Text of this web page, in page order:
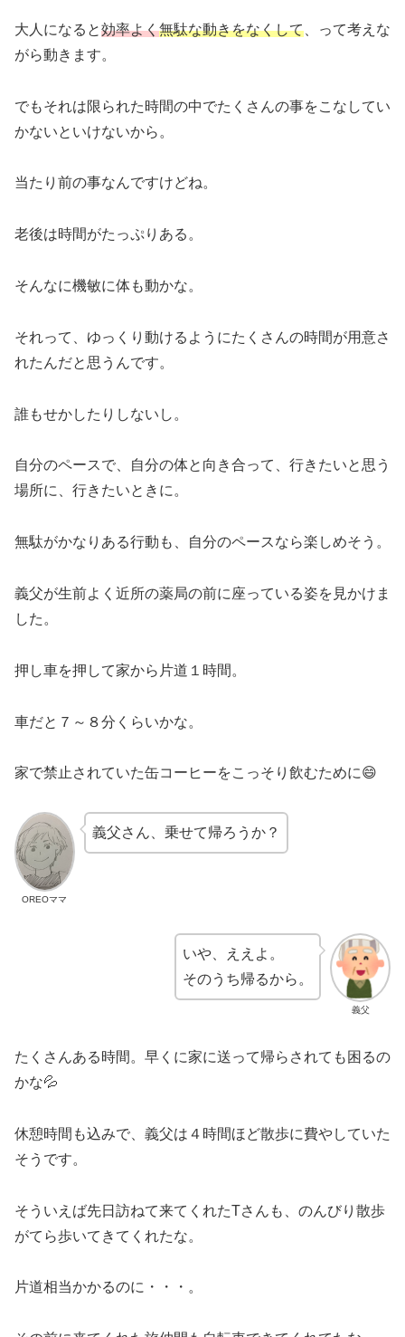
大人になると効率よく無駄な動きをなくして 、って考えな
がら動きます。
でもそれは限られた時間の中でたくさんの事をこなしてい
かないといけないから。
当たり前の事なんですけどね。
老後は時間がたっぷりある。
そんなに機敏に体も動かな。
それって、ゆっくり動けるようにたくさんの時間が用意さ
れたんだと思うんです。
誰もせかしたりしないし。
自分のペースで、自分の体と向き合って、行きたいと思う
場所に、行きたいときに。
無駄がかなりある行動も、自分のペースなら楽しめそう。
義父が生前よく近所の薬局の前に座っている姿を見かけま
した。
押し車を押して家から片道１時間。
車だと７～８分くらいかな。
家で禁止されていた缶コーヒーをこっそり飲むために😄
OREOママ
義父さん、乗せて帰ろうか？
義父
いや、ええよ。
そのうち帰るから。
たくさんある時間。早くに家に送って帰らされても困るの
かな💦
休憩時間も込みで、義父は４時間ほど散歩に費やしていた
そうです。
そういえば先日訪ねて来てくれたTさんも、のんびり散歩
がてら歩いてきてくれたな。
片道相当かかるのに・・・。